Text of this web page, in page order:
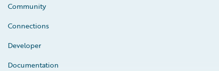
Community
Connections
Developer
Documentation